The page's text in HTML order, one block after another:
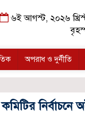
৬ই আগস্ট, ২০২৬
অপরাধ ও দুর্নীতি
নির্বাচনে